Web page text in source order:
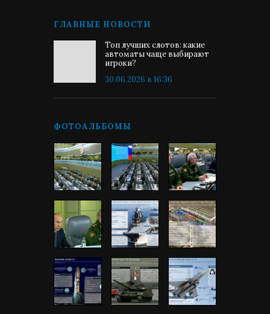
ГЛАВНЫЕ НОВОСТИ
Топ лучших слотов: какие
автоматы чаще выбирают
игроки?
30.06.2026 в 16:36
ФОТОАЛЬБОМЫ